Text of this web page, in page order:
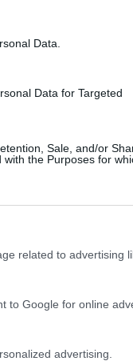
Data.
Data for Targeted
Sale, and/or
the Purposes for
related to advertising
to Google for online
advertising.